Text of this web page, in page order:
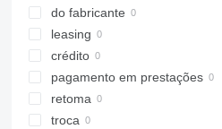
do fabricante
leasing
crédito
pagamento em prestações
retoma
troca